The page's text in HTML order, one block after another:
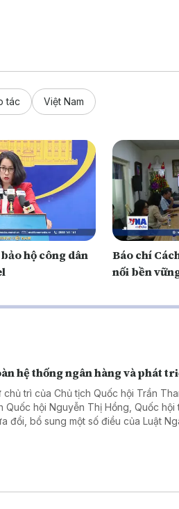
tác Việt Nam
hộ công dân
Báo chí
nối bền
hệ thống ngân hàng và phát
trì của Chủ tịch Quốc hội Trần
Quốc hội Nguyễn Thị Hồng, Quốc hội
đổi, bổ sung một số điều của Luật